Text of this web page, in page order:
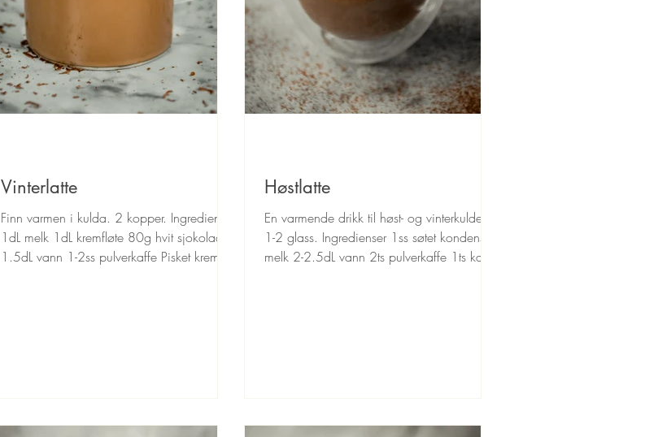
Vinterlatte
Finn varmen i kulda. 2 kopper. Ingredienser
1dL melk 1dL kremfløte 80g hvit sjokolade
1.5dL vann 1-2ss pulverkaffe Pisket krem 1
Høstlatte
En varmende drikk til høst- og vinterkulden.
1-2 glass. Ingredienser 1ss søtet kondensert
melk 2-2.5dL vann 2ts pulverkaffe 1ts kanel